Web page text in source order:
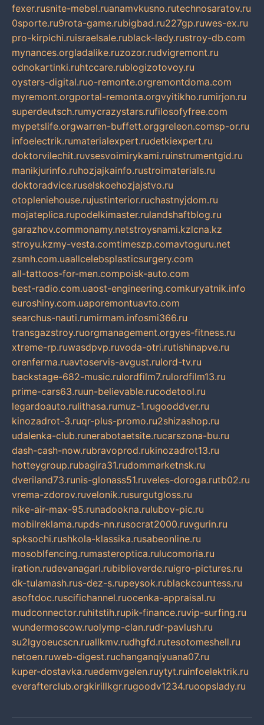
fexer.rusnite-mebel.ruanamvkusno.rutechnosaratov.ru
0sporte.ru9rota-game.rubigbad.ru227gp.ruwes-ex.ru
pro-kirpichi.ruisraelsale.rublack-lady.rustroy-db.com
mynances.orgladalike.ruzozor.rudvigremont.ru
odnokartinki.ruhtccare.rublogizotovoy.ru
oysters-digital.ruo-remonte.orgremontdoma.com
myremont.orgportal-remonta.orgvyitikho.rumirjon.ru
superdeutsch.rumycrazystars.rufilosofyfree.com
mypetslife.orgwarren-buffett.orggreleon.comsp-or.ru
infoelectrik.rumaterialexpert.rudetkiexpert.ru
doktorvilechit.ruvsesvoimirykami.ruinstrumentgid.ru
manikjurinfo.ruhozjajkainfo.rustroimaterials.ru
doktoradvice.ruselskoehozjajstvo.ru
otopleniehouse.rujustinterior.ruchastnyjdom.ru
mojateplica.rupodelkimaster.rulandshaftblog.ru
garazhov.commonamy.netstroysnami.kzlcna.kz
stroyu.kzmy-vesta.comtimeszp.comavtoguru.net
zsmh.com.uaallcelebsplasticsurgery.com
all-tattoos-for-men.compoisk-auto.com
best-radio.com.uaost-engineering.comkuryatnik.info
euroshiny.com.uaporemontuavto.com
searchus-nauti.rumirmam.infosmi366.ru
transgazstroy.ruorgmanagement.orgyes-fitness.ru
xtreme-rp.ruwasdpvp.ruvoda-otri.rutishinapve.ru
orenferma.ruavtoservis-avgust.rulord-tv.ru
backstage-682-music.rulordfilm7.rulordfilm13.ru
prime-cars63.ruun-believable.rucodetool.ru
legardoauto.rulithasa.rumuz-1.rugooddver.ru
kinozadrot-3.ruqr-plus-promo.ru2shizashop.ru
udalenka-club.runerabotaetsite.rucarszona-bu.ru
dash-cash-now.rubravoprod.rukinozadrot13.ru
hotteygroup.rubagira31.rudommarketnsk.ru
dveriland73.runis-glonass51.ruveles-doroga.rutb02.ru
vrema-zdorov.ruvelonik.rusurgutgloss.ru
nike-air-max-95.runadookna.rulubov-pic.ru
mobilreklama.rupds-nn.rusocrat2000.ruvgurin.ru
spksochi.rushkola-klassika.rusabeonline.ru
mosoblfencing.rumasteroptica.rulucomoria.ru
iration.rudevanagari.rubiblioverde.ruigro-pictures.ru
dk-tulamash.rus-dez-s.rupeysok.rublackcountess.ru
asoftdoc.ruscifichannel.ruocenka-appraisal.ru
mudconnector.ruhitstih.rupik-finance.ruvip-surfing.ru
wundermoscow.ruolymp-clan.rudr-pavlush.ru
su2lgyoeucscn.ruallkmv.rudhgfd.rutesotomeshell.ru
netoen.ruweb-digest.ruchanganqiyuana07.ru
kuper-dostavka.ruedemvgelen.ruytyt.ruinfoelektrik.ru
everafterclub.orgkirillkgr.rugoodv1234.ruoopslady.ru